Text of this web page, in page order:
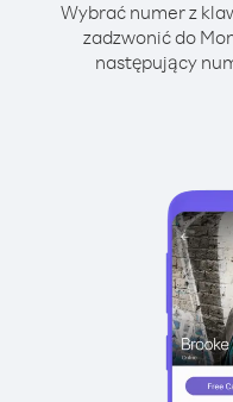
Wybrać numer z
zadzwonić do
następujący